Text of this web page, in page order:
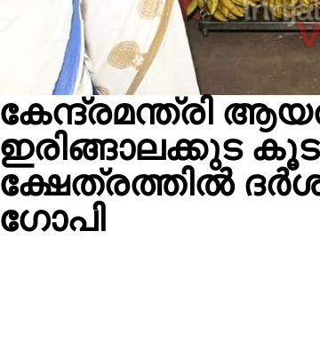
കേന്ദ്രമന്ത്രി
ഇരിങ്ങാലക്കുട
ക്ഷേത്രത്തിൽ
ഗോപി